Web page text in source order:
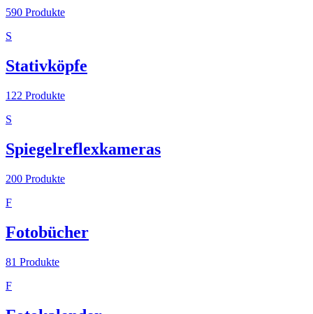
590 Produkte
S
Stativköpfe
122 Produkte
S
Spiegelreflexkameras
200 Produkte
F
Fotobücher
81 Produkte
F